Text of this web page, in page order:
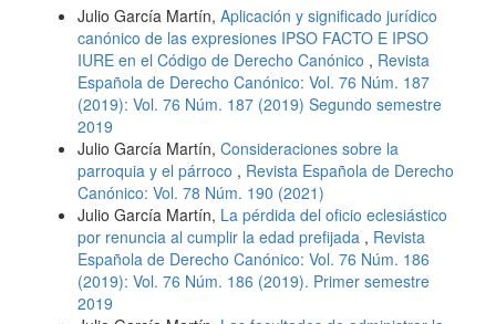
Julio García Martín, Aplicación y significado jurídico
canónico de las expresiones IPSO FACTO E IPSO
IURE en el Código de Derecho Canónico , Revista
Española de Derecho Canónico: Vol. 76 Núm. 187
(2019): Vol. 76 Núm. 187 (2019) Segundo semestre
2019
Julio García Martín, Consideraciones sobre la
parroquia y el párroco , Revista Española de Derecho
Canónico: Vol. 78 Núm. 190 (2021)
Julio García Martín, La pérdida del oficio eclesiástico
por renuncia al cumplir la edad prefijada , Revista
Española de Derecho Canónico: Vol. 76 Núm. 186
(2019): Vol. 76 Núm. 186 (2019). Primer semestre
2019